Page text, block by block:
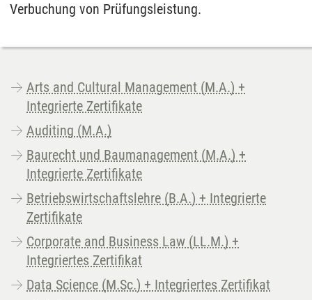
Verbuchung von Prüfungsleistung.
Arts and Cultural Management (M.A.) +
Integrierte Zertifikate
Auditing (M.A.)
Baurecht und Baumanagement (M.A.) +
Integrierte Zertifikate
Betriebswirtschaftslehre (B.A.) + Integrierte
Zertifikate
Corporate and Business Law (LL.M.) +
Integriertes Zertifikat
Data Science (M.Sc.) + Integriertes Zertifikat